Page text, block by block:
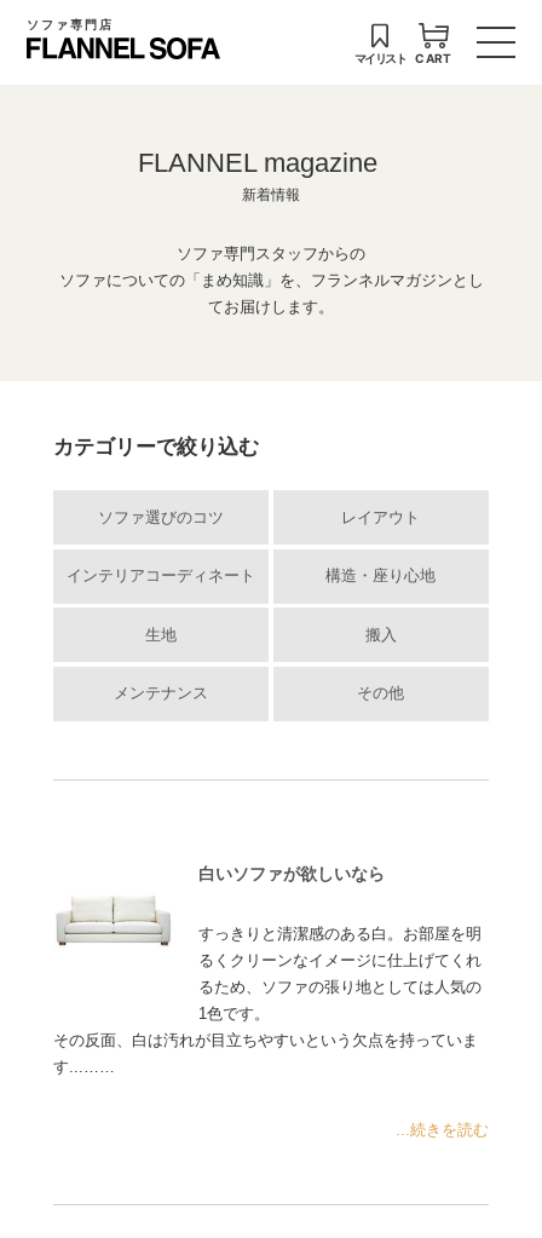
ソファ専門店
マイリスト CART
FLANNEL magazine
新着情報
ソファ専門スタッフからの
ソファについての「まめ知識」を、フランネルマガジンとし
てお届けします。
カテゴリーで絞り込む
ソファ選びのコツ レイアウト
インテリアコーディネート 構造・座り心地
生地 搬入
メンテナンス その他
白いソファが欲しいなら
すっきりと清潔感のある白。お部屋を明
るくクリーンなイメージに仕上げてくれ
るため、ソファの張り地としては人気の
1色です。
その反面、白は汚れが目立ちやすいという欠点を持っていま
す...……
...続きを読む